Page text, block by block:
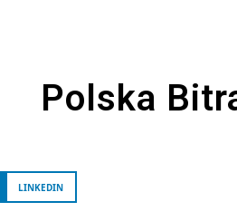
Polska
LINKEDIN